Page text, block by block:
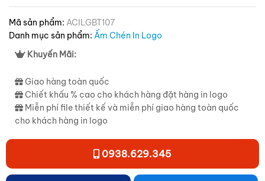
Mã sản phẩm: ACILGBT107
Danh mục sản phẩm: Ấm Chén In Logo
Khuyến Mãi:
Giao hàng toàn quốc
Chiết khấu % cao cho khách hàng đặt hàng in logo
Miễn phí file thiết kế và miễn phí giao hàng toàn quốc
cho khách hàng in logo
0938.629.345